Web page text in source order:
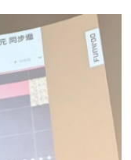
主認賠近億元出
開出3.2億元求售。
氣網購品牌，目前
部，在中西區民族
南最美選物店」，